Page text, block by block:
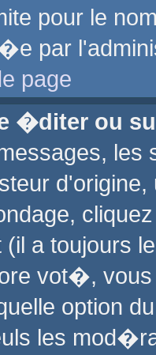
pour le
par
page
�diter ou
d'origine,
(il a toujours
vot�,
option
les